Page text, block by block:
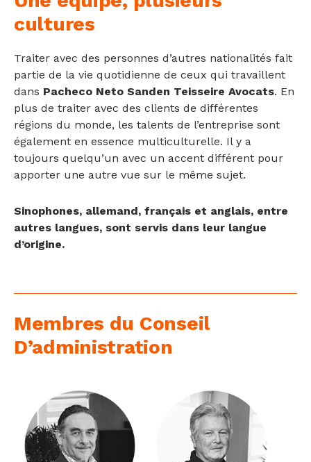
cultures
Traiter avec des personnes d’autres nationalités fait
partie de la vie quotidienne de ceux qui travaillent
dans Pacheco Neto Sanden Teisseire Avocats. En
plus de traiter avec des clients de différentes
régions du monde, les talents de l’entreprise sont
également en essence multiculturelle. Il y a
toujours quelqu’un avec un accent différent pour
apporter une autre vue sur le même sujet.
Sinophones, allemand, français et anglais, entre
autres langues, sont servis dans leur langue
d’origine.
Membres du Conseil
D’administration